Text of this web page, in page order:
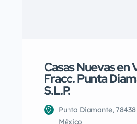
Casas Nuevas en
Fracc. Punta
S.L.P.
Punta Diamante, 78438
México